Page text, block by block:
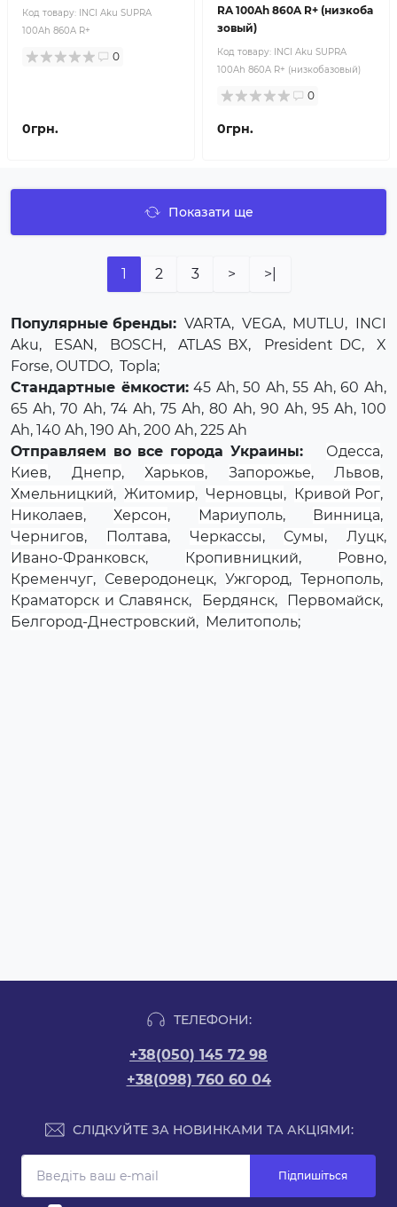
Код товару: INCI Aku SUPRA
100Ah 860A R+
0
0грн.
RA 100Ah 860A R+ (низкоба
зовый)
Код товару: INCI Aku SUPRA
100Ah 860A R+ (низкобазовый)
0
0грн.
Показати ще
1 2 3 > >|
Популярные бренды: VARTA, VEGA, MUTLU, INCI
Aku, ESAN, BOSCH,ATLAS BX, President DC,X
Forse, OUTDO, Topla;
Стандартные ёмкости:45 Ah, 50 Ah, 55 Ah, 60 Ah,
65 Ah, 70 Ah, 74 Ah, 75 Ah, 80 Ah, 90 Ah, 95 Ah, 100
Ah, 140 Ah, 190 Ah, 200 Ah, 225 Ah
Отправляем во все города Украины:
Одесса,
Киев, Днепр, Харьков, Запорожье, Львов,
Хмельницкий, Житомир, Черновцы, Кривой Рог,
Николаев, Херсон, Мариуполь, Винница,
Чернигов, Полтава, Черкассы, Сумы, Луцк,
Ивано-Франковск, Кропивницкий, Ровно,
Кременчуг, Северодонецк, Ужгород, Тернополь,
Краматорск и Славянск, Бердянск, Первомайск,
Белгород-Днестровский, Мелитополь;
ТЕЛЕФОНИ:
+38(050) 145 72 98
+38(098) 760 60 04
СЛІДКУЙТЕ ЗА НОВИНКАМИ ТА АКЦІЯМИ:
Підпишіться